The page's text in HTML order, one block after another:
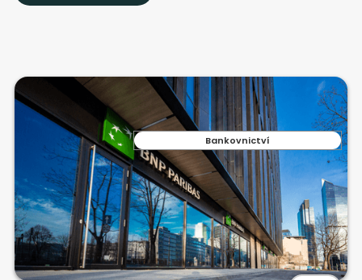
Bankovnictví